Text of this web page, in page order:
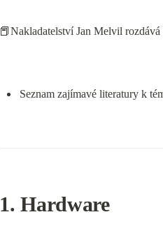
📕Nakladatelství Jan Melvil
Seznam zajímavé literatury k
1. Hardware